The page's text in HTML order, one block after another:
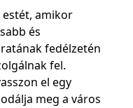
estét, amikor
és
fedélzetén
fel.
el egy
meg a város